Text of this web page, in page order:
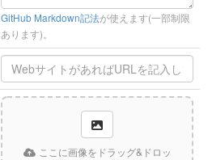
GitHub Markdown記法が使えます(一部制限
あります)。
ここに画像をドラッグ&ドロッ